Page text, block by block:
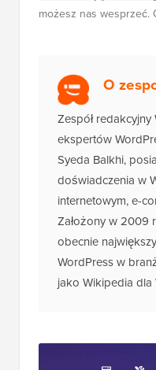
możesz nas wesprzeć.
O
Zespół redakcyjny
ekspertów
Syeda Balkhi,
doświadczenia w
internetowym, e-
Założony w 2009
obecnie
WordPress w
jako Wikipedia dla